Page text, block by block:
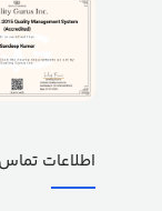
اطلاعات تماس